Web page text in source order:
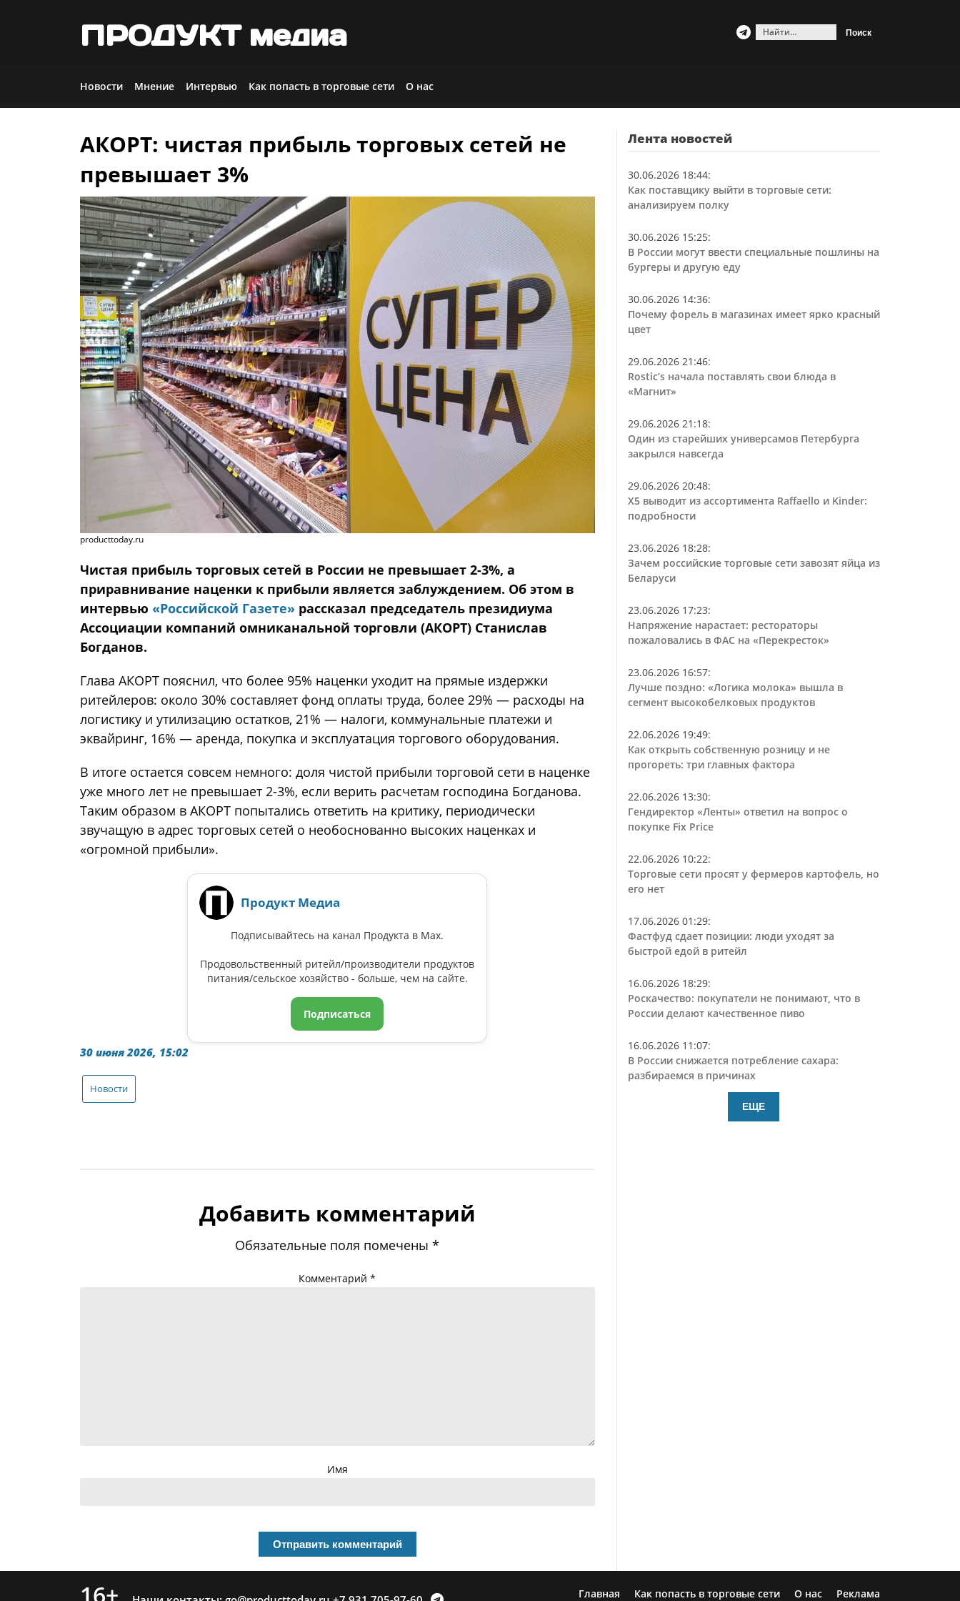
ПРОДУКТ медиа Найти:
Новости Мнение Интервью Как попасть в торговые сети О нас
Skip
content
АКОРТ: чистая прибыль торговых сетей не
превышает 3%
producttoday.ru
Чистая прибыль торговых сетей в России не превышает 2-3%, а
приравнивание наценки к прибыли является заблуждением. Об этом в
интервью «Российской Газете» рассказал председатель президиума
Ассоциации компаний омниканальной торговли (АКОРТ) Станислав
Богданов.
Глава АКОРТ пояснил, что более 95% наценки уходит на прямые издержки
ритейлеров: около 30% составляет фонд оплаты труда, более 29% — расходы на
логистику и утилизацию остатков, 21% — налоги, коммунальные платежи и
эквайринг, 16% — аренда, покупка и эксплуатация торгового оборудования.
В итоге остается совсем немного: доля чистой прибыли торговой сети в наценке
уже много лет не превышает 2-3%, если верить расчетам господина Богданова.
Таким образом в АКОРТ попытались ответить на критику, периодически
звучащую в адрес торговых сетей о необоснованно высоких наценках и
«огромной прибыли».
Продукт Медиа
Подписывайтесь на канал Продукта в Max.
Продовольственный ритейл/производители продуктов
питания/сельское хозяйство - больше, чем на сайте.
Подписаться
30 июня 2026, 15:02
Новости
Добавить комментарий
Обязательные поля помечены*
Комментарий*
Имя
Лента новостей
30.06.2026 18:44:
Как поставщику выйти в торговые сети:
анализируем полку
30.06.2026 15:25:
В России могут ввести специальные пошлины на
бургеры и другую еду
30.06.2026 14:36:
Почему форель в магазинах имеет ярко красный
цвет
29.06.2026 21:46:
Rostic’s начала поставлять свои блюда в
«Магнит»
29.06.2026 21:18:
Один из старейших универсамов Петербурга
закрылся навсегда
29.06.2026 20:48:
Х5 выводит из ассортимента Raffaello и Kinder:
подробности
23.06.2026 18:28:
Зачем российские торговые сети завозят яйца из
Беларуси
23.06.2026 17:23:
Напряжение нарастает: рестораторы
пожаловались в ФАС на «Перекресток»
23.06.2026 16:57:
Лучше поздно: «Логика молока» вышла в
сегмент высокобелковых продуктов
22.06.2026 19:49:
Как открыть собственную розницу и не
прогореть: три главных фактора
22.06.2026 13:30:
Гендиректор «Ленты» ответил на вопрос о
покупке Fix Price
22.06.2026 10:22:
Торговые сети просят у фермеров картофель, но
его нет
17.06.2026 01:29:
Фастфуд сдает позиции: люди уходят за
быстрой едой в ритейл
16.06.2026 18:29:
Роскачество: покупатели не понимают, что в
России делают качественное пиво
16.06.2026 11:07:
В России снижается потребление сахара:
разбираемся в причинах
ЕЩЕ
16+ Главная Как попасть в торговые сети О нас Реклама